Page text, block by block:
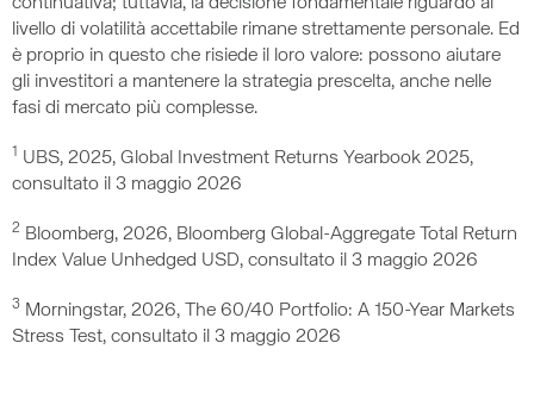
livello di volatilità accettabile rimane strettamente personale. Ed
è proprio in questo che risiede il loro valore: possono aiutare
gli investitori a mantenere la strategia prescelta, anche nelle
fasi di mercato più complesse.
1 UBS, 2025, Global Investment Returns Yearbook 2025,
consultato il 3 maggio 2026
2 Bloomberg, 2026, Bloomberg Global-Aggregate Total Return
Index Value Unhedged USD, consultato il 3 maggio 2026
3 Morningstar, 2026, The 60/40 Portfolio: A 150-Year Markets
Stress Test, consultato il 3 maggio 2026